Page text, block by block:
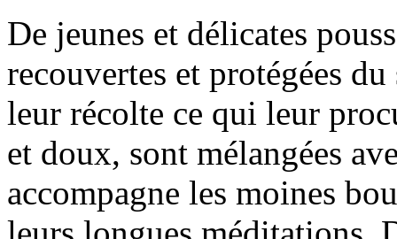
De jeunes et délicates
recouvertes et protégées
leur récolte ce qui leur
et doux, sont mélangées
accompagne les moines